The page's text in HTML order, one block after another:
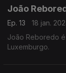
João
Ep. 13
18 jan.
João Reboredo
Luxemburgo.